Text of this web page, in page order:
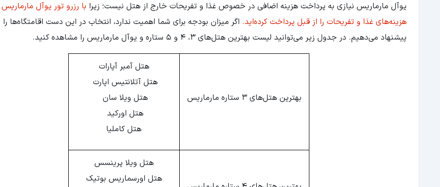
یوآل مارماریس نیازی به پرداخت هزینه اضافی در خصوص غذا و تفریحات خارج از هتل نیست؛ زیرا با رزرو تور یوآل مارماریس
هزینه‌های غذا و تفریحات را از قبل پرداخت کرده‌اید. اگر میزان بودجه برای شما اهمیت ندارد، انتخاب در این دست اقامتگاه‌ها
پیشنهاد می‌دهیم. در جدول زیر می‌توانید لیست بهترین هتل‌های 3، 4 و 5 ستاره و یوآل مارماریس را مشاهده کنید.
بهترین هتل‌های 3 ستاره مارماریس
هتل آمبر آپارات
هتل آتلانتیس اپارت
هتل ویلا سان
هتل اورکید
هتل کاملیا
هتل ویلا پرینسس
هتل اورسماریس بوتیک